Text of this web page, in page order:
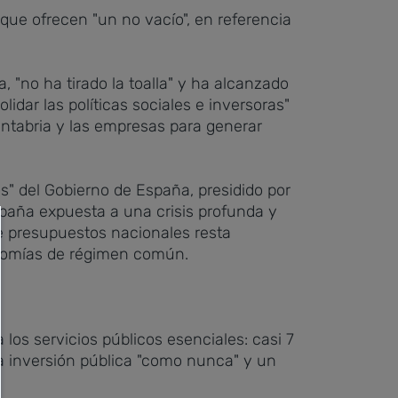
ofrecen "un no vacío", en referencia
"no ha tirado la toalla" y ha alcanzado
las políticas sociales e inversoras"
y las empresas para generar
del Gobierno de España, presidido por
expuesta a una crisis profunda y
presupuestos nacionales resta
de régimen común.
servicios públicos esenciales: casi 7
inversión pública "como nunca" y un